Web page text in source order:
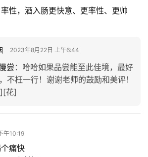
性，酒入肠更快意、更率性、更帅
2023年8月22日 上午6:44
尝 ： 哈哈如果品尝能至此佳境，最好
不枉一行！谢谢老师的鼓励和美评！
花]
午10:19
痛快